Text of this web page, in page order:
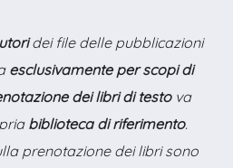
dei file delle pubblicazioni
esclusivamente per scopi di
dei libri di testova
biblioteca di riferimento.
prenotazione dei libri sono